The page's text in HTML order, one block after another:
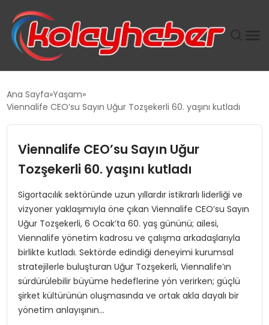
TANYER YAPI ZEMIN MÜHENDISLIĞINDE HEDEF
BÜYÜTTÜ
TOROSLAR’DA PAZAR GERGİNLİĞİ!
Ana Sayfa Yaşam
Viennalife CEO’su Sayın Uğur Tozşekerli 60. yaşını kutladı
Viennalife CEO’su Sayın Uğur
Tozşekerli 60. yaşını kutladı
Sigortacılık sektöründe uzun yıllardır istikrarlı liderliği ve
vizyoner yaklaşımıyla öne çıkan Viennalife CEO’su Sayın
Uğur Tozşekerli, 6 Ocak’ta 60. yaş gününü; ailesi,
Viennalife yönetim kadrosu ve çalışma arkadaşlarıyla
birlikte kutladı. Sektörde edindiği deneyimi kurumsal
stratejilerle buluşturan Uğur Tozşekerli, Viennalife’ın
sürdürülebilir büyüme hedeflerine yön verirken; güçlü
şirket kültürünün oluşmasında ve ortak akla dayalı bir
yönetim anlayışının…